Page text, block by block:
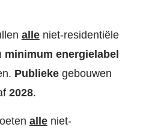
alleniet-residentiële
minimum energielabel
Publiekegebouwen
2028.
alleniet-